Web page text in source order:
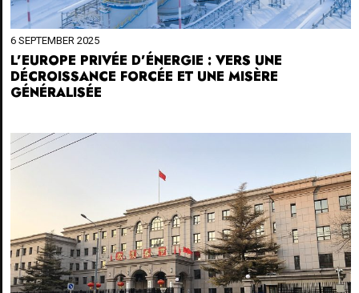
6 SEPTEMBER 2025
L’EUROPE PRIVÉE D’ÉNERGIE : VERS UNE
DÉCROISSANCE FORCÉE ET UNE MISÈRE
GÉNÉRALISÉE